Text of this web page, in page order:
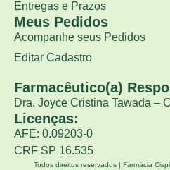
Entregas e Prazos
Meus Pedidos
Acompanhe seus Pedidos
Editar Cadastro
Farmacêutico(a)
Dra. Joyce Cristina Tawada –
Licenças:
AFE: 0.09203-0
CRF SP 16.535
Todos direitos reservados | Farmácia